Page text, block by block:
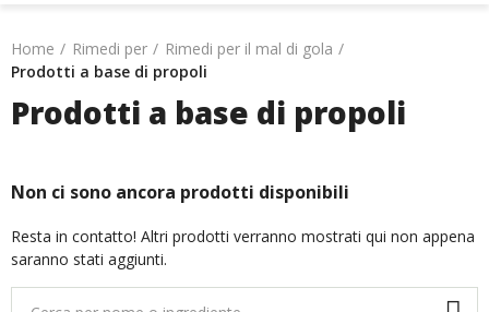
Home Rimedi per
Rimedi per il mal di gola
Prodotti a base di propoli
Prodotti a base di propoli
Non ci sono ancora prodotti disponibili
Resta in contatto! Altri prodotti verranno mostrati qui non appena
saranno stati aggiunti.